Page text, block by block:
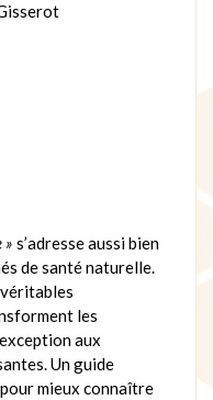
» s’adresse aussi bien
de santé naturelle.
véritables
les
aux
Un guide
mieux connaître